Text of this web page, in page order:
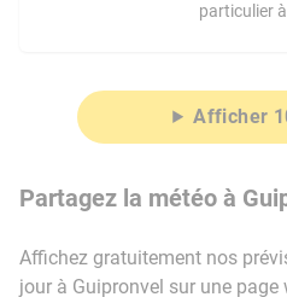
particulier
Afficher
Partagez la météo à
Affichez gratuitement nos
jour à Guipronvel sur une page